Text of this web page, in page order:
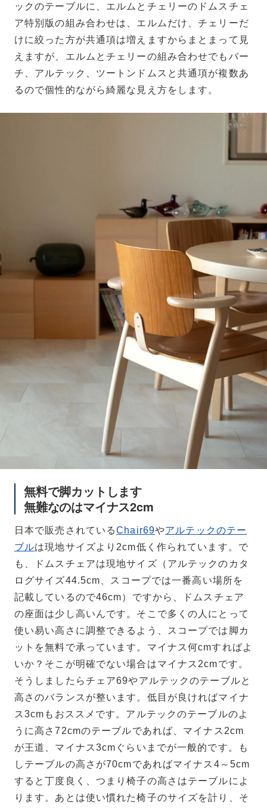
ックのテーブルに、エルムとチェリーのドムスチェ
ア特別版の組み合わせは、エルムだけ、チェリーだ
けに絞った方が共通項は増えますからまとまって見
えますが、エルムとチェリーの組み合わせでもバー
チ、アルテック、ツートンドムスと共通項が複数あ
るので個性的ながら綺麗な見え方をします。
無料で脚カットします
無難なのはマイナス2cm
日本で販売されているChair69やアルテックのテー
ブルは現地サイズより2cm低く作られています。で
も、ドムスチェアは現地サイズ（アルテックのカタ
ログサイズ44.5cm、スコープでは一番高い場所を
記載しているので46cm）ですから、ドムスチェア
の座面は少し高いんです。そこで多くの人にとって
使い易い高さに調整できるよう、スコープでは脚カ
ットを無料で承っています。マイナス何cmすればよ
いか？そこが明確でない場合はマイナス2cmです。
そうしましたらチェア69やアルテックのテーブルと
高さのバランスが整います。低目が良ければマイナ
ス3cmもおススメです。アルテックのテーブルのよ
うに高さ72cmのテーブルであれば、マイナス2cm
が王道、マイナス3cmぐらいまでが一般的です。も
しテーブルの高さが70cmであればマイナス4～5cm
すると丁度良く、つまり椅子の高さはテーブルによ
ります。あとは使い慣れた椅子のサイズを計り、そ